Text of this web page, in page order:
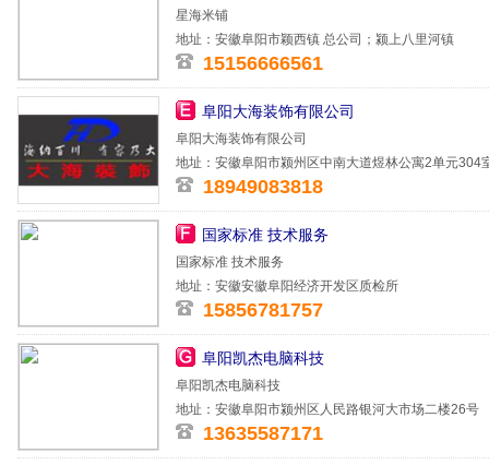
星海米铺
地址：安徽阜阳市颖西镇 总公司；颍上八里河镇
15156666561
阜阳大海装饰有限公司
阜阳大海装饰有限公司
地址：安徽阜阳市颍州区中南大道煜林公寓2单元304
18949083818
国家标准 技术服务
国家标准 技术服务
地址：安徽安徽阜阳经济开发区质检所
15856781757
阜阳凯杰电脑科技
阜阳凯杰电脑科技
地址：安徽阜阳市颍州区人民路银河大市场二楼26号
13635587171